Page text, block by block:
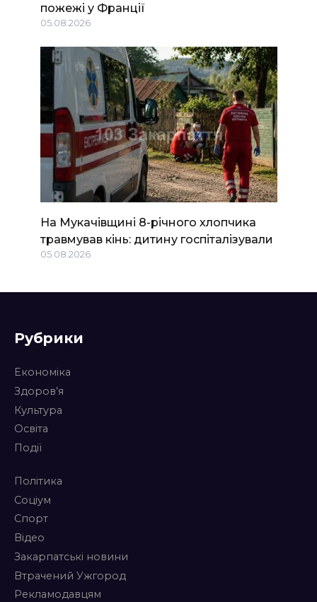
пожежі у Франції
05.08.2026
На Мукачівщині 8-річного хлопчика
травмував кінь: дитину госпіталізували
05.08.2026
Рубрики
Економіка
Здоров’я
Культура
Освіта
Події
Політика
Соціум
Спорт
Відео
Закарпатські новини
Втрачений Ужгород
Рекламодавцям